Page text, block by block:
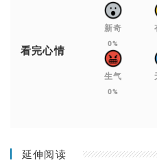
看完心情
新奇
0%
生气
0%
延伸阅读